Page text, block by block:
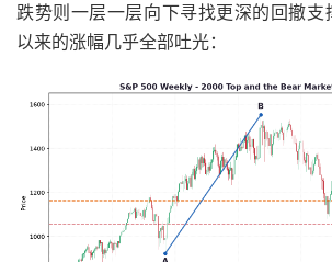
跌势则一层一层向下寻找更深的回撤
以来的涨幅几乎全部吐光：